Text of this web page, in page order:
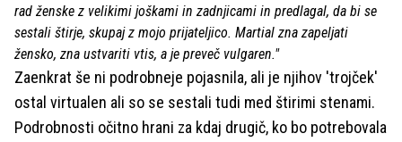
rad ženske z velikimi joškami in zadnjicami in predlagal, da bi se
sestali štirje, skupaj z mojo prijateljico. Martial zna zapeljati
žensko, zna ustvariti vtis, a je preveč vulgaren."
Zaenkrat še ni podrobneje pojasnila, ali je njihov 'trojček'
ostal virtualen ali so se sestali tudi med štirimi stenami.
Podrobnosti očitno hrani za kdaj drugič, ko bo potrebovala